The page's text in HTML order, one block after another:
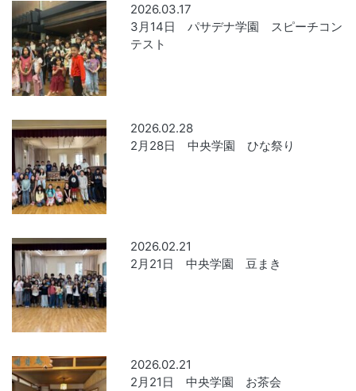
2026.03.17
3月14日 パサデナ学園 スピーチコン
テスト
2026.02.28
2月28日 中央学園 ひな祭り
2026.02.21
2月21日 中央学園 豆まき
2026.02.21
2月21日 中央学園 お茶会